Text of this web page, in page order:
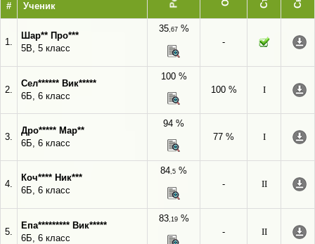
# Ученик
1.
Шар** Про***
5В, 5 класс
35,67%
-
2.
Сел****** Вик*****
6Б, 6 класс
100 %
100 %
I
3.
Дро***** Мар**
6Б, 6 класс
94 %
77 %
I
4.
Коч**** Ник***
6Б, 6 класс
84,5 %
-
II
5.
Епа********* Вик*****
6Б, 6 класс
83,19%
-
II